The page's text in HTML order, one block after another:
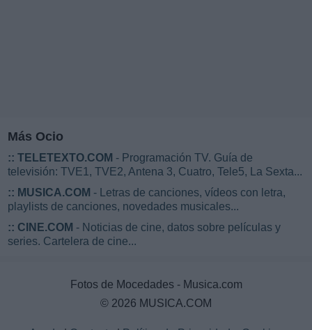
Más Ocio
:: TELETEXTO.COM - Programación TV. Guía de
televisión: TVE1, TVE2, Antena 3, Cuatro, Tele5, La Sexta...
:: MUSICA.COM - Letras de canciones, vídeos con letra,
playlists de canciones, novedades musicales...
:: CINE.COM - Noticias de cine, datos sobre películas y
series. Cartelera de cine...
Fotos de Mocedades - Musica.com
© 2026 MUSICA.COM